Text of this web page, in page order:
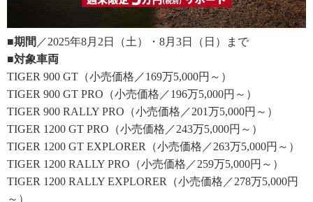
■期間 ／2025年8月2日（土）・8月3日（日）まで
■対象車両
TIGER 900 GT（小売価格／169万5,000円～）
TIGER 900 GT PRO（小売価格／196万5,000円～）
TIGER 900 RALLY PRO（小売価格／201万5,000円～）
TIGER 1200 GT PRO（小売価格／243万5,000円～）
TIGER 1200 GT EXPLORER（小売価格／263万5,000円～）
TIGER 1200 RALLY PRO（小売価格／259万5,000円～）
TIGER 1200 RALLY EXPLORER（小売価格／278万5,000円
～）